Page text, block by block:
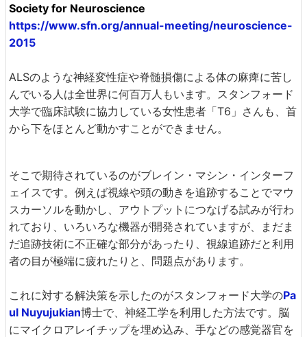
Society for Neuroscience
https://www.sfn.org/annual-meeting/neuroscience-
2015
ALSのような神経変性症や脊髄損傷による体の麻痺に苦し
んでいる人は全世界に何百万人もいます。スタンフォード
大学で臨床試験に協力している女性患者「T6」さんも、首
から下をほとんど動かすことができません。
そこで期待されているのがブレイン・マシン・インターフ
ェイスです。例えば視線や頭の動きを追跡することでマウ
スカーソルを動かし、アウトプットにつなげる試みが行わ
れており、いろいろな機器が開発されていますが、まだま
だ追跡技術に不正確な部分があったり、視線追跡だと利用
者の目が極端に疲れたりと、問題点があります。
これに対する解決策を示したのがスタンフォード大学のPa
ul Nuyujukian博士で、神経工学を利用した方法です。脳
にマイクロアレイチップを埋め込み、手などの感覚器官を